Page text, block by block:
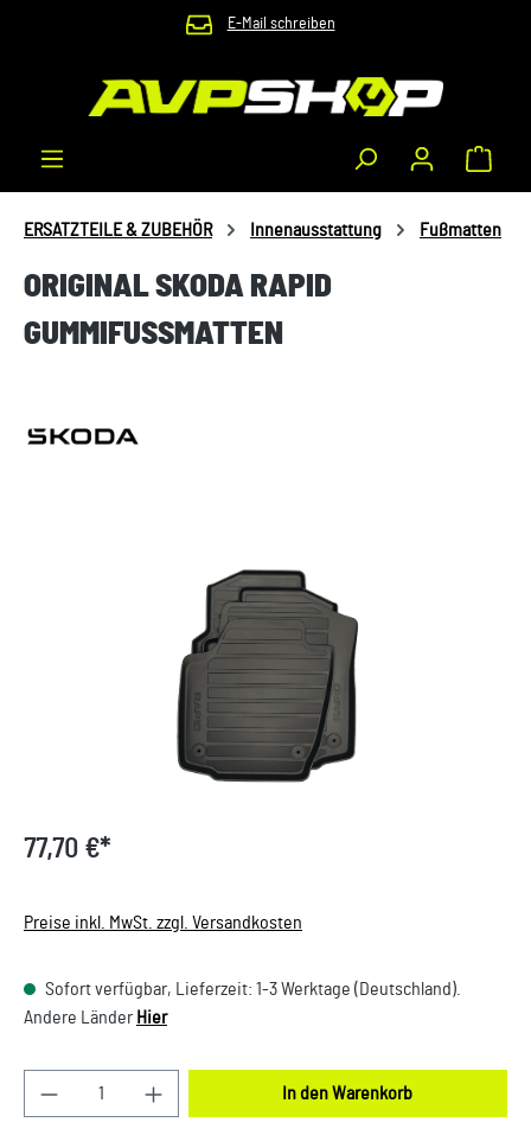
Zum Hauptinhalt springen E-Mail schreiben
ERSATZTEILE & ZUBEHÖR Innenausstattung Fußmatten
ORIGINAL SKODA RAPID
GUMMIFUSSMATTEN
77,70 €*
Preise inkl. MwSt. zzgl. Versandkosten
Sofort verfügbar, Lieferzeit: 1-3 Werktage (Deutschland).
Andere Länder Hier
Produkt Anzahl: Gib den gewünschten Wert ein
In den Warenkorb